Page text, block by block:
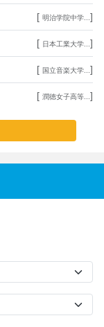
[ 明治学院中学... ]
[ 日本工業大学... ]
[ 国立音楽大学... ]
[ 潤徳女子高等... ]